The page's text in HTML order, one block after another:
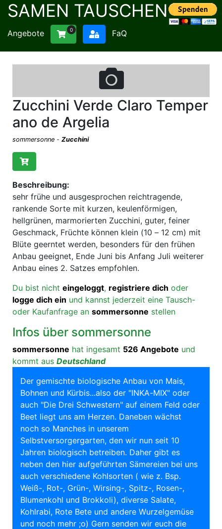
SAMEN TAUSCHEN
Angebote 0 FaQ
Zucchini Verde Claro Temper
ano de Argelia
sommersonne - Zucchini
Beschreibung:
sehr frühe und ausgesprochen reichtragende,
rankende Sorte mit kurzen, keulenförmigen,
hellgrünen, marmorierten Zucchini, guter, feiner
Geschmack, Früchte können klein (10 – 12 cm) mit
Blüte geerntet werden, besonders für den frühen
Anbau geeignet, Ende Juni bis Anfang Juli weiterer
Anbau eines 2. Satzes empfohlen.
Du bist nicht eingeloggt, registriere dich oder
logge dich ein und kannst jederzeit eine Tausch-
oder Kaufanfrage an sommersonne stellen
Infos über sommersonne
sommersonne hat ingesamt 526 Angebote und
kommt aus Deutschland
Der gemischte biologische Anbau von Mais,
Bohnen und Kürbis...also der "INKA-MIX" oder
auch "Die Drei Schwestern" auf einem Feld oder
Beet liegt uns am Herzen. Daneben wächst
noch so Manches in unserem
Selbstversorgergarten, den wir nun seit 10
Jahren biologisch betreiben. Daher gibt es
neben den hier aufgeführten Sämereien bei uns
auch verschiedene Kohlsorten ( wie z. Bsp.
Weiß-, Rot-, Grün-, Wirsing-, Spitz-, Rosen-,
Blumenkohl und Brokkoli), diverse Salate,
Kohlrabi, Rote Bete und andere Wurzelgemüse
und noch mehr ;o) Gern senden wir euch die